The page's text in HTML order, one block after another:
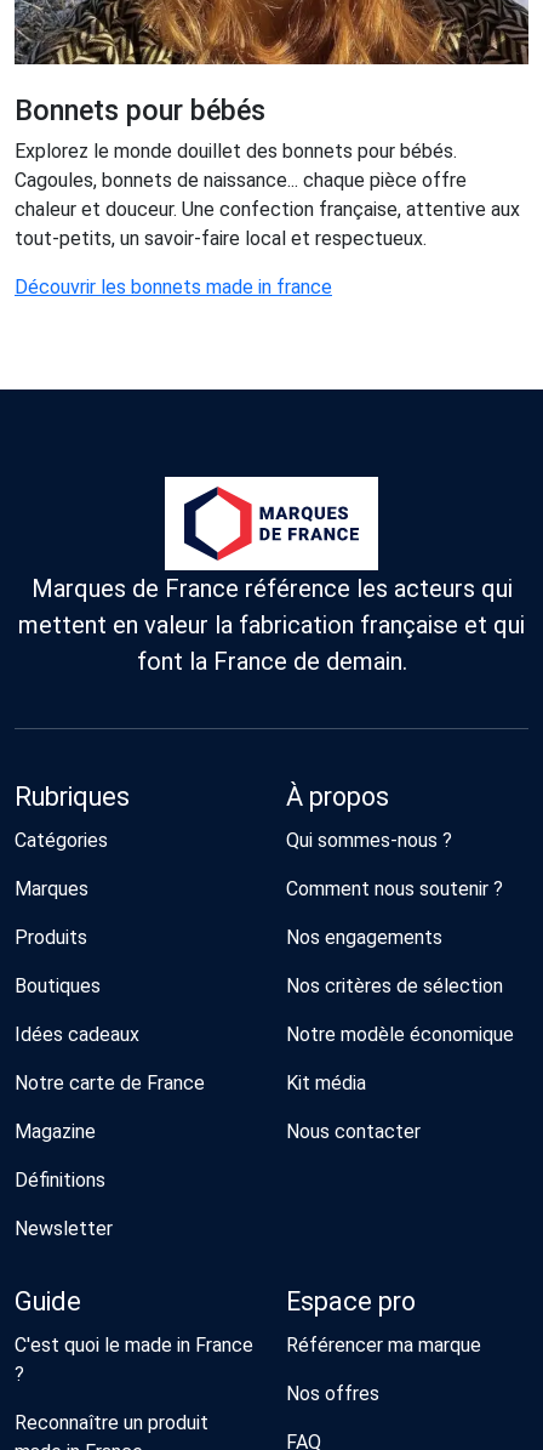
Bonnets pour bébés
Explorez le monde douillet des bonnets pour bébés.
Cagoules, bonnets de naissance... chaque pièce offre
chaleur et douceur. Une confection française, attentive aux
tout-petits, un savoir-faire local et respectueux.
Découvrir les bonnets made in france
Marques de France référence les acteurs qui
mettent en valeur la fabrication française et qui
font la France de demain.
Rubriques
Catégories
Marques
Produits
Boutiques
Idées cadeaux
Notre carte de France
Magazine
Définitions
Newsletter
À propos
Qui sommes-nous ?
Comment nous soutenir ?
Nos engagements
Nos critères de sélection
Notre modèle économique
Kit média
Nous contacter
Guide
C'est quoi le made in France
?
Reconnaître un produit
Espace pro
Référencer ma marque
Nos offres
FAQ